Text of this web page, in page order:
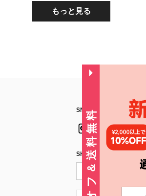
もっと見る
SNSフォローはこちら：
SHEIN STYLE NEWSを購
30%オフ＆送料無料